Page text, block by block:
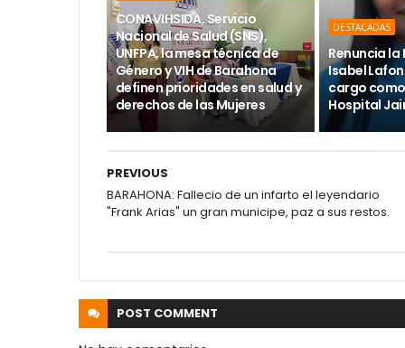
CONAVIHSIDA, Servicio
Nacional de Salud (SNS),
UNFPA, la mesa técnica de
Género y VIH de Barahona
definen prioridades en salud y
derechos de las Mujeres
DESTACADAS
Renuncia
Isabel
cargo
Hospital
PREVIOUS
BARAHONA: Fallecio de un infarto el leyendario
"Frank Arias" un gran municipe, paz a sus restos.
POST COMMENT